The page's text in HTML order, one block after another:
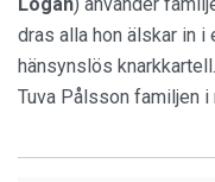
dras alla hon älskar in
hänsynslös
Tuva Pålsson familjen i